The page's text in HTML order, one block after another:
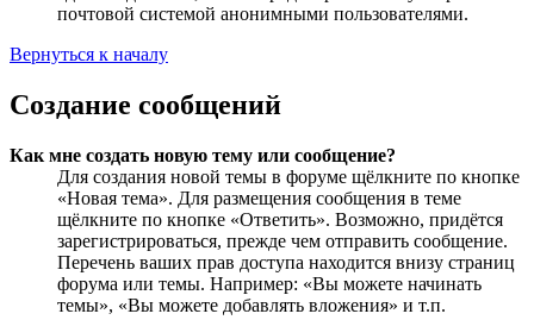
почтовой системой анонимными пользователями.
Вернуться к началу
Создание сообщений
Как мне создать новую тему или сообщение?
Для создания новой темы в форуме щёлкните по кнопке
«Новая тема». Для размещения сообщения в теме
щёлкните по кнопке «Ответить». Возможно, придётся
зарегистрироваться, прежде чем отправить сообщение.
Перечень ваших прав доступа находится внизу страниц
форума или темы. Например: «Вы можете начинать
темы», «Вы можете добавлять вложения» и т.п.